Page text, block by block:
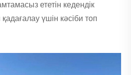
ететін кедендік
үшін кәсіби топ